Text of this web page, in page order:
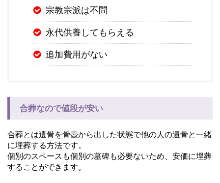
宗教宗派は不問
永代供養してもらえる
追加費用がない
合葬なので値段が安い
合葬とは遺骨を骨壺から出した状態で他の人の遺骨と一緒
に埋葬する方法です。
個別のスペースも個別の墓碑も必要ないため、安価に埋葬
することができます。